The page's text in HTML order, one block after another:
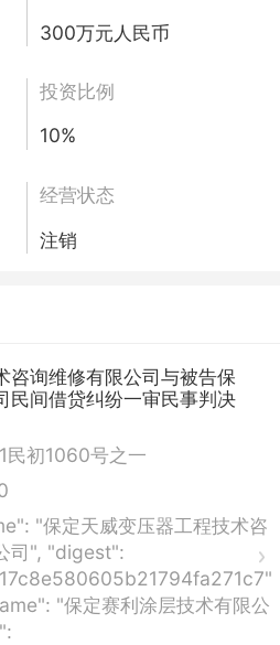
300万元人民币
投资比例
10%
经营状态
注销
咨询维修有限公司与被告保
民间借贷纠纷一审民事判决
民初1060号之一
"保定天威变压器工程技术咨
司", "digest":
"保定赛利涂层技术有限公